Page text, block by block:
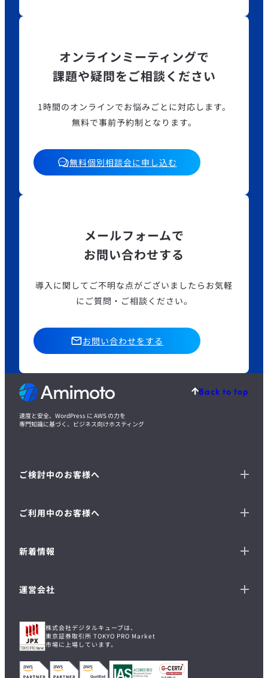
オンラインミーティングで
課題や疑問をご相談ください
1時間のオンラインでお悩みごとに対応します。
無料で事前予約制となります。
無料個別相談会に申し込む
メールフォームで
お問い合わせする
導入に関してご不明な点がございましたら お気軽
にご質問・ご相談ください。
お問い合わせをする
Back to top
速度と安全、WordPress に AWS の力を
専門知識に基づく、ビジネス向けホスティング
ご検討中のお客様へ
ご利用中のお客様へ
新着情報
運営会社
株式会社デジタルキューブは、
東京証券取引所 TOKYO PRO Market
市場に上場しています。